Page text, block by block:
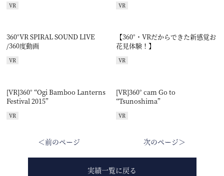
VR VR
360°VR SPIRAL SOUND LIVE
/360度動画
VR
【360°・VRだからできた新感覚お
花見体験！】
VR
[VR]360° “Ogi Bamboo Lanterns
Festival 2015”
VR
[VR]360° cam Go to
“Tsunoshima”
VR
＜前のページ
実績一覧に戻る
次のページ＞